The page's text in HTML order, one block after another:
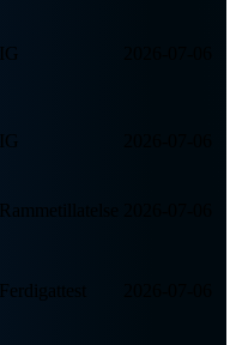
IG
IG
Rammetillatelse
Ferdigattest